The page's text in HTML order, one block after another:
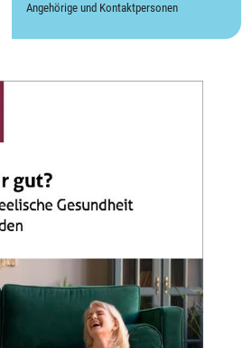
Angehörige und Kontaktpersonen